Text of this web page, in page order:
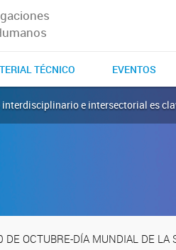
TÉCNICO EVENTOS
e intersectorial es
DE OCTUBRE-DÍA MUNDIAL DE LA